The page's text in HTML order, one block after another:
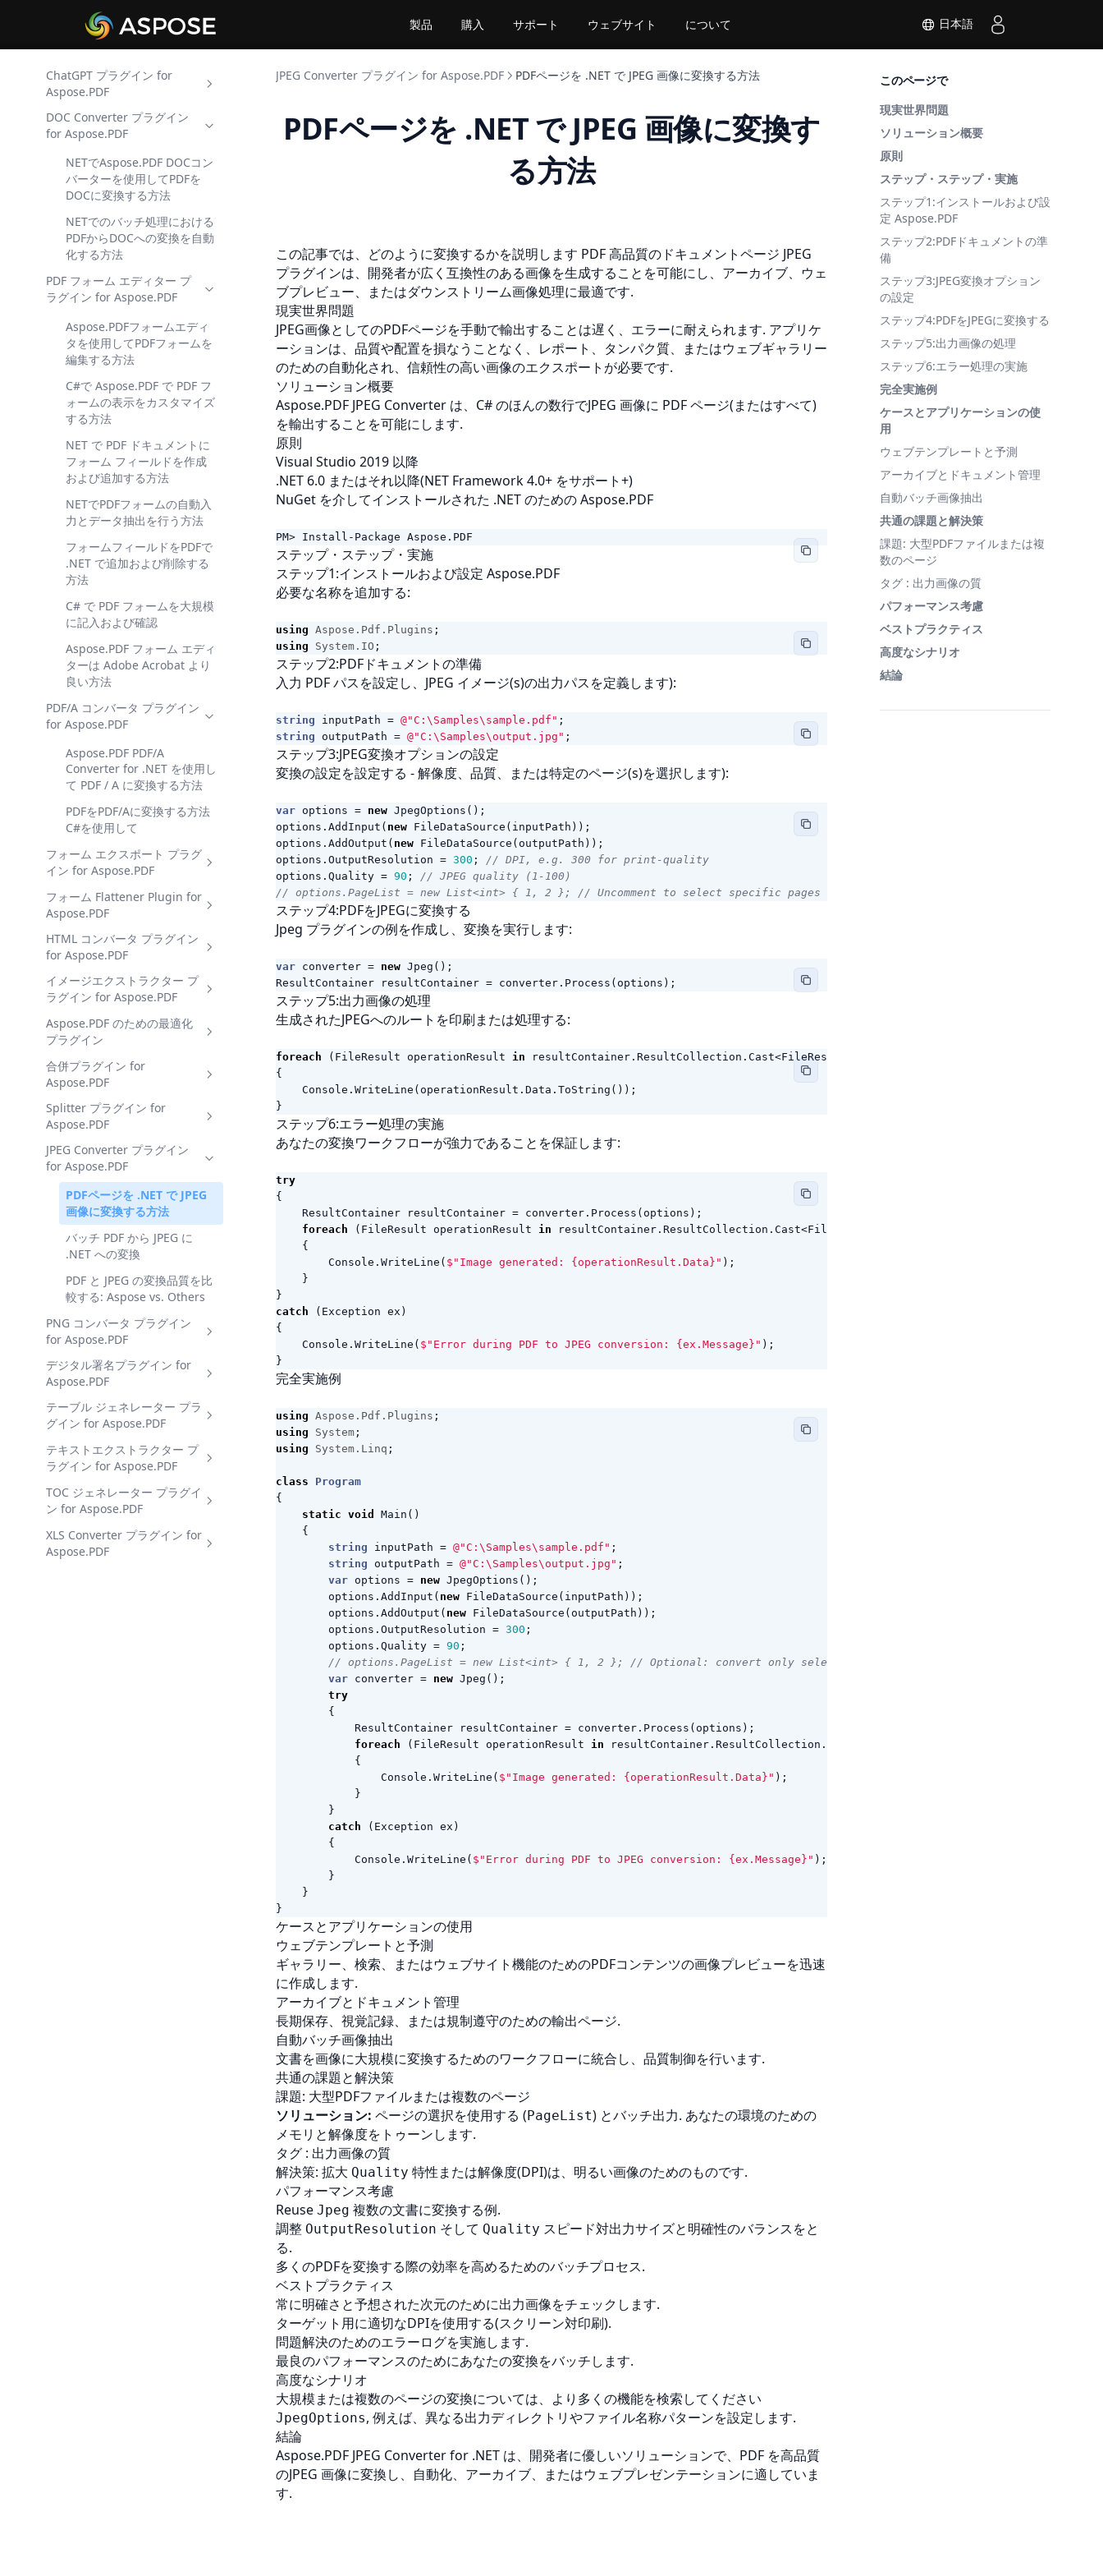
日本語
製品 購入 サポート ウェブサイト について
ChatGPT プラグイン for
Aspose.PDF
ChatGPT と .NET を使用して
PDF コンテンツの概要化を自
NET の ChatGPT で PDF テ
キストを処理する方法
ChatGPT-Generated
Answers を PDF に組み込む
方法
ChatGPT と .NET を使用して
PDF から構造化されたデータ
を抽出する方法
バッチ ChatGPT PDF 処理を
.NET アプリケーションで実
行する方法
C# で ChatGPT を使用して
PDF からキー インサイドを
抽出する方法
Aspose.PDF ChatGPT プラグ
イン vs OpenAI API for PDF
処理 in .NET
チャットGPT を使用して
.NET で AI サポートされた
PDF ワークフローを作成する
方法
DOC Converter プラグイン
for Aspose.PDF
NETでAspose.PDF DOCコン
バーターを使用してPDFを
DOCに変換する方法
NETでのバッチ処理における
PDFからDOCへの変換を自動
化する方法
PDF フォーム エディター プ
ラグイン for Aspose.PDF
Aspose.PDFフォームエディ
タを使用してPDFフォームを
編集する方法
C#で Aspose.PDF で PDF フ
ォームの表示をカスタマイズ
する方法
NET で PDF ドキュメントに
フォーム フィールドを作成
および追加する方法
NETでPDFフォームの自動入
力とデータ抽出を行う方法
フォームフィールドをPDFで
.NET で追加および削除する
方法
C# で PDF フォームを大規模
に記入および確認
Aspose.PDF フォーム エディ
ターは Adobe Acrobat より
良い方法
PDF/A コンバータ プラグイン
for Aspose.PDF
Aspose.PDF PDF/A
Converter for .NET を使用し
て PDF / A に変換する方法
PDFをPDF/Aに変換する方法
C#を使用して
フォーム エクスポート プラグ
イン for Aspose.PDF
PDF フォーム フィールド 値
を .NET で CSV に輸出する方
NET で PDF からマルクフォ
ームデータ抽出を自動化する
方法
フォーム Flattener Plugin for
Aspose.PDF
インタラクティブ PDF フォ
ームを .NET で静的なコンテ
NET を使用して PDF で選択
フィールドをフラットする方
法
HTML コンバータ プラグイン
for Aspose.PDF
NET で PDF を HTML に変換
する方法
PDF コンバージョンから
HTML 出力を .NET にカスタ
バッチ PDF を HTML に変換
する Aspose.PDF で C#
イメージエクストラクター プ
ラグイン for Aspose.PDF
Aspose.PDF Image
Extractor を使用して PDF か
NET で複数の PDF からすべ
Aspose.PDF のための最適化
プラグイン
NET で Aspose.PDF
Optimizer を使用して PDF
を圧縮する方法
NET でストレージのための
バッチ PDF 圧縮を自動化す
る方法
NET で PDF を栽培、回転、
リサイクルする方法
NET で PDF ページを回転し
て栽培する方法
合併プラグイン for
Aspose.PDF
Aspose.PDF を使用して複数
の PDF を .NET で統合する方
PDFページを選択し、ブック
マークとメタデータを維持す
る方法
図書とメタデータをC#でPDF
を組み合わせる方法
Splitter プラグイン for
Aspose.PDF
NET で PDF を別々のファイ
ルに分割する方法
PDF ドキュメントを .NET で
別々のファイルに分割する方
法
NET で PDF のバッチ分割を
JPEG Converter プラグイン
for Aspose.PDF
PDFページを .NET で JPEG
画像に変換する方法
バッチ PDF から JPEG に
.NET への変換
PDF と JPEG の変換品質を比
較する: Aspose vs. Others
PNG コンバータ プラグイン
for Aspose.PDF
PDFページを .NET で PNG
画像に変換する方法
NET で PDF を PNG に変換
する方法
NET で複数ページの PDF を
個々の PNG ファイルに変換
デジタル署名プラグイン for
Aspose.PDF
NET で Aspose.PDF プラグ
インを使用して PDF ドキュ
る方法
テーブル ジェネレーター プラ
グイン for Aspose.PDF
NET で PDF にテーブルを作
成および挿入する方法
データソースからPDFテーブ
ル世代を自動化する方法
細胞、コントールスタイリン
グ、および {DF テーブルコン
テキストエクストラクター プ
ラグイン for Aspose.PDF
NET で PDF からテキストを
抽出する方法
NET で PDF から構造化され
たデータとテーブルを抽出す
TOC ジェネレーター プラグイ
ン for Aspose.PDF
NET で PDF にコンテンツテ
ーブルを追加する方法
XLS Converter プラグイン for
Aspose.PDF
このページで
現実世界問題
ソリューション概要
原則
ステップ・ステップ・実施
ステップ1:インストールおよび設
定 Aspose.PDF
ステップ2:PDFドキュメントの準
備
ステップ3:JPEG変換オプション
の設定
ステップ4:PDFをJPEGに変換する
ステップ5:出力画像の処理
ステップ6:エラー処理の実施
完全実施例
ケースとアプリケーションの使
用
ウェブテンプレートと予測
アーカイブとドキュメント管理
自動バッチ画像抽出
共通の課題と解決策
課題: 大型PDFファイルまたは複
数のページ
タグ : 出力画像の質
パフォーマンス考慮
ベストプラクティス
高度なシナリオ
結論
JPEG Converter プラグイン for Aspose.PDF PDFページを .NET で JPEG 画像に変換する方法
PDFページを .NET で JPEG 画像に変換す
る方法
この記事では、どのように変換するかを説明します PDF高品質のドキュメントページ JPEG
プラグインは、開発者が広く互換性のある画像を生成することを可能にし、アーカイブ、ウェ
ブプレビュー、またはダウンストリーム画像処理に最適です.
現実世界問題
JPEG画像としてのPDFページを手動で輸出することは遅く、エラーに耐えられます. アプリケ
ーションは、品質や配置を損なうことなく、レポート、タンパク質、またはウェブギャラリー
のための自動化され、信頼性の高い画像のエクスポートが必要です.
ソリューション概要
Aspose.PDF JPEG Converter は、C# のほんの数行でJPEG 画像に PDF ページ(またはすべて)
を輸出することを可能にします.
原則
Visual Studio 2019 以降
.NET 6.0 またはそれ以降(NET Framework 4.0+ をサポート+)
NuGet を介してインストールされた .NET のための Aspose.PDF
PM> Install-Package Aspose.PDF
ステップ・ステップ・実施
ステップ1:インストールおよび設定 Aspose.PDF
必要な名称を追加する:
using Aspose.Pdf.Plugins ;
using
System.IO ;
ステップ2:PDFドキュメントの準備
入力 PDF パスを設定し、JPEG イメージ(s)の出力パスを定義します):
string inputPath = @"C:\Samples\sample.pdf" ;
string
outputPath = @"C:\Samples\output.jpg" ;
ステップ3:JPEG変換オプションの設定
変換の設定を設定する - 解像度、品質、または特定のページ(s)を選択します):
var options = new JpegOptions ();
options . AddInput ( new FileDataSource ( inputPath ));
options . AddOutput ( new FileDataSource ( outputPath ));
options . OutputResolution = 300 ;
// DPI, e.g. 300 for print-quality
options . Quality = 90 ;
// JPEG quality (1-100)
// options.PageList = new List<int> { 1, 2 }; // Uncomment to select specific pages
ステップ4:PDFをJPEGに変換する
Jpeg プラグインの例を作成し、変換を実行します:
var converter = new Jpeg ();
ResultContainer
resultContainer = converter . Process ( options );
ステップ5:出力画像の処理
生成されたJPEGへのルートを印刷または処理する:
foreach ( FileResult operationResult in resultContainer . ResultCollection . Cast<FileResult
{
Console . WriteLine ( operationResult . Data . ToString ());
}
ステップ6:エラー処理の実施
あなたの変換ワークフローが強力であることを保証します:
try
{
ResultContainer
resultContainer = converter . Process ( options );
foreach
( FileResult operationResult in resultContainer . ResultCollection . Cast<FileResult
{
Console . WriteLine ( $"Image generated: {operationResult.Data}" );
}
}
catch
( Exception ex )
{
Console . WriteLine ( $"Error during PDF to JPEG conversion: {ex.Message}" );
}
完全実施例
using Aspose.Pdf.Plugins ;
using
System ;
using
System.Linq ;
class
Program
{
static void Main ()
{
string
inputPath = @"C:\Samples\sample.pdf" ;
string
outputPath = @"C:\Samples\output.jpg" ;
var options = new JpegOptions ();
options . AddInput ( new FileDataSource ( inputPath ));
options . AddOutput ( new FileDataSource ( outputPath ));
options . OutputResolution = 300 ;
options . Quality = 90 ;
// options.PageList = new List<int> { 1, 2 }; // Optional: convert only selected pages
var converter = new Jpeg ();
try
{
ResultContainer
resultContainer = converter . Process ( options );
foreach
( FileResult operationResult in resultContainer . ResultCollection .
{
Console . WriteLine ( $"Image generated: {operationResult.Data}" );
}
}
catch
( Exception ex )
{
Console . WriteLine ( $"Error during PDF to JPEG conversion: {ex.Message}" );
}
}
}
ケースとアプリケーションの使用
ウェブテンプレートと予測
ギャラリー、検索、またはウェブサイト機能のためのPDFコンテンツの画像プレビューを迅速
に作成します.
アーカイブとドキュメント管理
長期保存、視覚記録、または規制遵守のための輸出ページ.
自動バッチ画像抽出
文書を画像に大規模に変換するためのワークフローに統合し、品質制御を行います.
共通の課題と解決策
課題: 大型PDFファイルまたは複数のページ
ソリューション: ページの選択を使用する (PageList) とバッチ出力. あなたの環境のための
メモリと解像度をトゥーンします.
タグ : 出力画像の質
解決策: 拡大 Quality 特性または解像度(DPI)は、明るい画像のためのものです.
パフォーマンス考慮
Reuse Jpeg 複数の文書に変換する例.
調整 OutputResolution そして Quality スピード対出力サイズと明確性のバランスをと
る.
多くのPDFを変換する際の効率を高めるためのバッチプロセス.
ベストプラクティス
常に明確さと予想された次元のために出力画像をチェックします.
ターゲット用に適切なDPIを使用する(スクリーン対印刷).
問題解決のためのエラーログを実施します.
最良のパフォーマンスのためにあなたの変換をバッチします.
高度なシナリオ
大規模または複数のページの変換については、より多くの機能を検索してください
JpegOptions, 例えば、異なる出力ディレクトリやファイル名称パターンを設定します.
結論
Aspose.PDF JPEG Converter for .NET は、開発者に優しいソリューションで、PDF を高品質
のJPEG 画像に変換し、自動化、アーカイブ、またはウェブプレゼンテーションに適していま
す.